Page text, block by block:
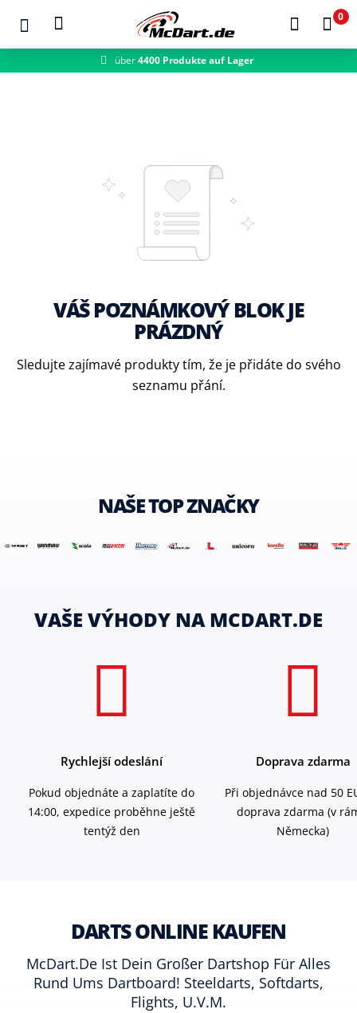
Zum Hauptinhalt springen
0
über4400 Produkte auf Lager
VÁŠ POZNÁMKOVÝ BLOK JE
PRÁZDNÝ
Sledujte zajímavé produkty tím, že je přidáte do svého
seznamu přání.
NAŠE TOP ZNAČKY
VAŠE VÝHODY NA MCDART.DE
Rychlejší odeslání
Pokud objednáte a zaplatíte do
14:00, expedice proběhne ještě
tentýž den
Doprava zdarma
Při objednávce nad 50
doprava zdarma (v
Německa)
DARTS ONLINE KAUFEN
McDart.de Ist Dein Großer Dartshop Für Alles
Rund Ums Dartboard! Steeldarts, Softdarts,
Flights, U.v.m.